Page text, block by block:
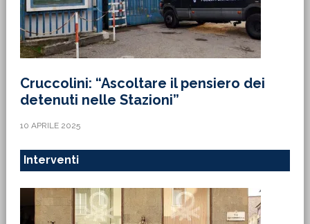
Cruccolini: “Ascoltare il pensiero dei
detenuti nelle Stazioni”
10 APRILE 2025
Interventi